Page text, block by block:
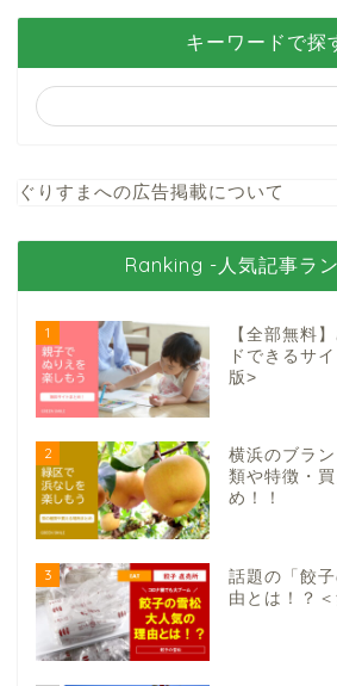
キーワードで探
ぐりすまへの広告掲載について
Ranking -人気記事ラ
1
【全部無料
ドできるサ
版>
2
横浜のブラ
類や特徴・
め！！
3
話題の「餃
由とは！？